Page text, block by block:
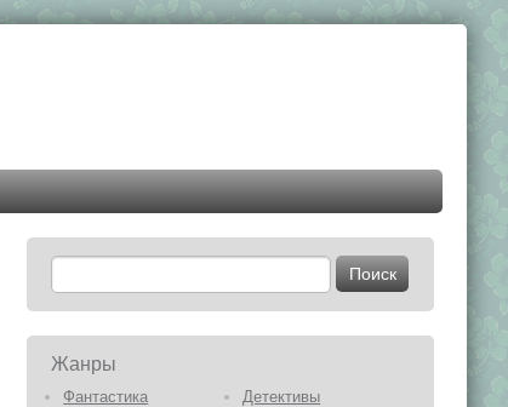
Жанры
Фантастика
Детективы